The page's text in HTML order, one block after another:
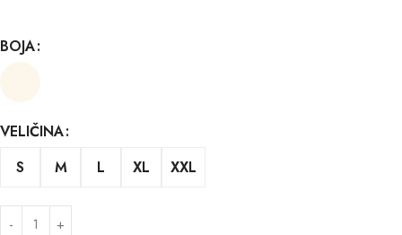
BOJA
VELIČINA
S
M L XL XXL